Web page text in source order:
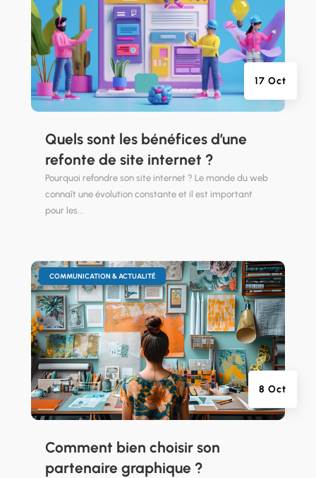
Quels sont les bénéfices d’une
refonte de site internet ?
17 Oct
Pourquoi refondre son site internet ? Le monde du web
connaît une évolution constante et il est important
pour les...
Comment bien choisir son
partenaire graphique ?
8 Oct
COMMUNICATION & ACTUALITÉ